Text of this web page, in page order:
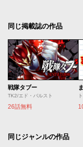
同じ掲載誌の作品
戦隊タブー
TK2/エド・バルスト
26話無料
同じジャンルの作品